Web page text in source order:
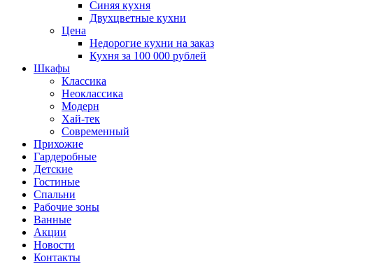
Синяя кухня
Двухцветные кухни
Цена
Недорогие кухни на заказ
Кухня за 100 000 рублей
Шкафы
Классика
Неоклассика
Модерн
Хай-тек
Современный
Прихожие
Гардеробные
Детские
Гостиные
Спальни
Рабочие зоны
Ванные
Акции
Новости
Контакты